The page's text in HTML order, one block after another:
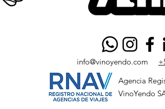
info@vinoyendo.com
Agencia
VinoYendo